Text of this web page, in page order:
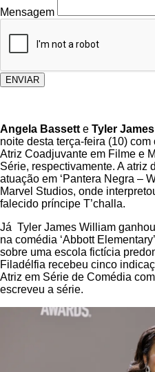
Mensagem
ENVIAR
Angela Bassett e Tyler
noite desta terça-feira (10) com
Atriz Coadjuvante em Filme e
Série, respectivamente. A atriz
atuação em ‘Pantera Negra –
Marvel Studios, onde
falecido príncipe T’challa.
Já Tyler James William
na comédia ‘Abbott
sobre uma escola fictícia
Filadélfia recebeu cinco
Atriz em Série de Comédia
escreveu a série.